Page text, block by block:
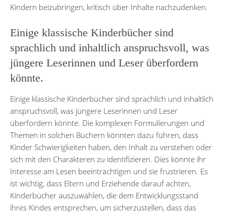
Kindern beizubringen, kritisch über Inhalte nachzudenken.
Einige klassische Kinderbücher sind
sprachlich und inhaltlich anspruchsvoll, was
jüngere Leserinnen und Leser überfordern
könnte.
Einige klassische Kinderbücher sind sprachlich und inhaltlich
anspruchsvoll, was jüngere Leserinnen und Leser
überfordern könnte. Die komplexen Formulierungen und
Themen in solchen Büchern könnten dazu führen, dass
Kinder Schwierigkeiten haben, den Inhalt zu verstehen oder
sich mit den Charakteren zu identifizieren. Dies könnte ihr
Interesse am Lesen beeinträchtigen und sie frustrieren. Es
ist wichtig, dass Eltern und Erziehende darauf achten,
Kinderbücher auszuwählen, die dem Entwicklungsstand
ihres Kindes entsprechen, um sicherzustellen, dass das